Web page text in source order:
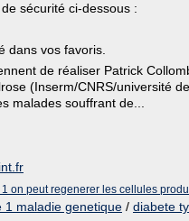
sécurité ci-dessous :
dans vos favoris.
de réaliser Patrick
(Inserm/CNRS/université
malades souffrant de...
on peut regenerer les cellules
1 maladie genetique / diabete